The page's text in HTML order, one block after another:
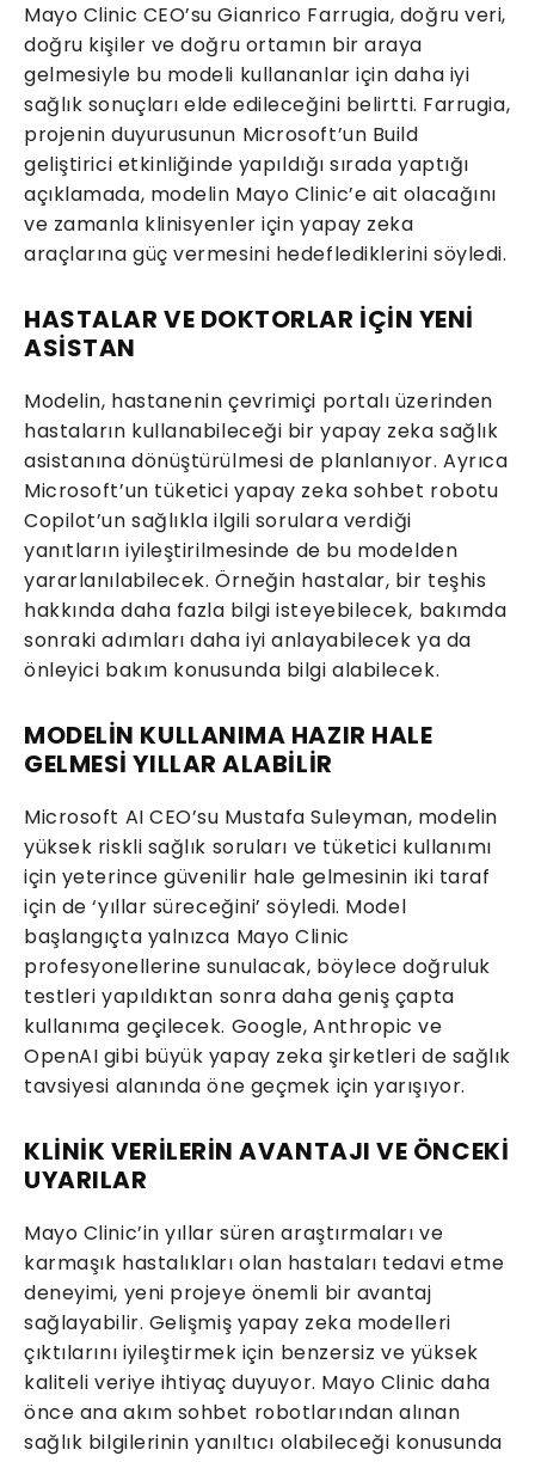
Mayo Clinic CEO’su Gianrico Farrugia, doğru veri,
doğru kişiler ve doğru ortamın bir araya
gelmesiyle bu modeli kullananlar için daha iyi
sağlık sonuçları elde edileceğini belirtti. Farrugia,
projenin duyurusunun Microsoft’un Build
geliştirici etkinliğinde yapıldığı sırada yaptığı
açıklamada, modelin Mayo Clinic’e ait olacağını
ve zamanla klinisyenler için yapay zeka
araçlarına güç vermesini hedeflediklerini söyledi.
HASTALAR VE DOKTORLAR İÇİN YENİ
ASİSTAN
Modelin, hastanenin çevrimiçi portalı üzerinden
hastaların kullanabileceği bir yapay zeka sağlık
asistanına dönüştürülmesi de planlanıyor. Ayrıca
Microsoft’un tüketici yapay zeka sohbet robotu
Copilot’un sağlıkla ilgili sorulara verdiği
yanıtların iyileştirilmesinde de bu modelden
yararlanılabilecek. Örneğin hastalar, bir teşhis
hakkında daha fazla bilgi isteyebilecek, bakımda
sonraki adımları daha iyi anlayabilecek ya da
önleyici bakım konusunda bilgi alabilecek.
MODELİN KULLANIMA HAZIR HALE
GELMESİ YILLAR ALABİLİR
Microsoft AI CEO’su Mustafa Suleyman, modelin
yüksek riskli sağlık soruları ve tüketici kullanımı
için yeterince güvenilir hale gelmesinin iki taraf
için de ‘yıllar süreceğini’ söyledi. Model
başlangıçta yalnızca Mayo Clinic
profesyonellerine sunulacak, böylece doğruluk
testleri yapıldıktan sonra daha geniş çapta
kullanıma geçilecek. Google, Anthropic ve
OpenAI gibi büyük yapay zeka şirketleri de sağlık
tavsiyesi alanında öne geçmek için yarışıyor.
KLİNİK VERİLERİN AVANTAJI VE ÖNCEKİ
UYARILAR
Mayo Clinic’in yıllar süren araştırmaları ve
karmaşık hastalıkları olan hastaları tedavi etme
deneyimi, yeni projeye önemli bir avantaj
sağlayabilir. Gelişmiş yapay zeka modelleri
çıktılarını iyileştirmek için benzersiz ve yüksek
kaliteli veriye ihtiyaç duyuyor. Mayo Clinic daha
önce ana akım sohbet robotlarından alınan
sağlık bilgilerinin yanıltıcı olabileceği konusunda